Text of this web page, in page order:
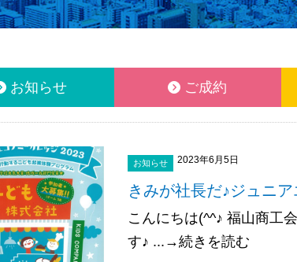
お知らせ ご成約
お知らせ 2023年6月5日
きみが社長だ♪ジュニ
こんにちは(^^♪ 福山商工
す♪ ...→続きを読む